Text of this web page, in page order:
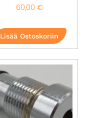
60,00 €
Lisää Ostoskoriin